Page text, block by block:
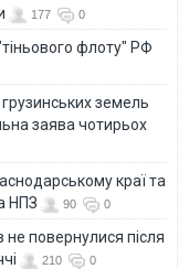
177 0
флоту" РФ
земель
заява чотирьох
краї та
НПЗ
90 0
повернулися після
210 0